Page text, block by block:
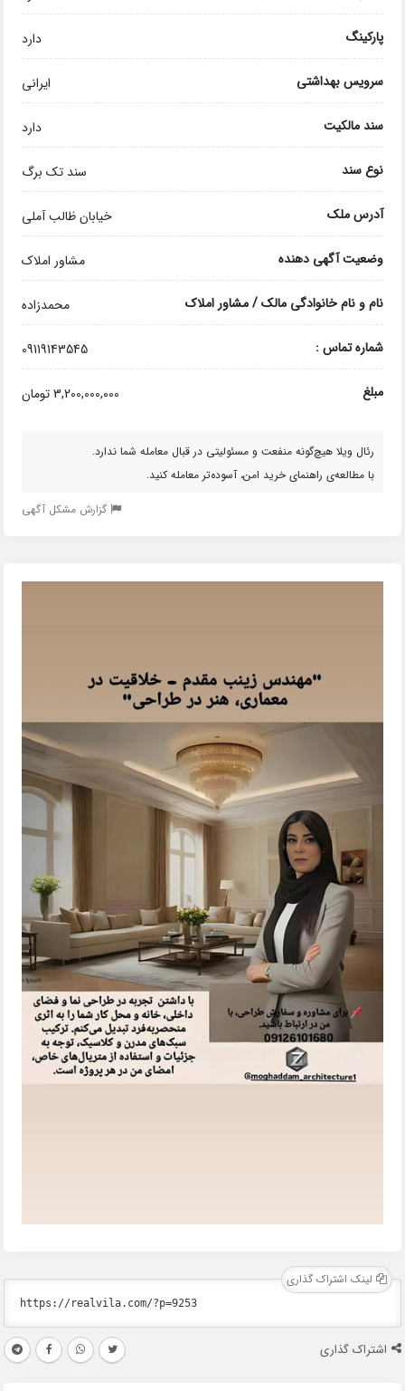
پارکینگ دارد
سرویس بهداشتی ایرانی
سند مالکیت دارد
نوع سند سند تک برگ
آدرس ملک خیابان ظالب آملی
وضعیت آگهی دهنده مشاور املاک
نام و نام خانوادگی مالک / مشاور املاک محمدزاده
شماره تماس : 09119143545
مبلغ 3,200,000,000 تومان
رئال ویلا هیچ‌گونه منفعت و مسئولیتی در قبال معامله شما ندارد.
با مطالعه‌ی راهنمای خرید امن، آسوده‌تر معامله کنید.
گزارش مشکل آگهی
لینک اشتراک گذاری
اشتراک گذاری